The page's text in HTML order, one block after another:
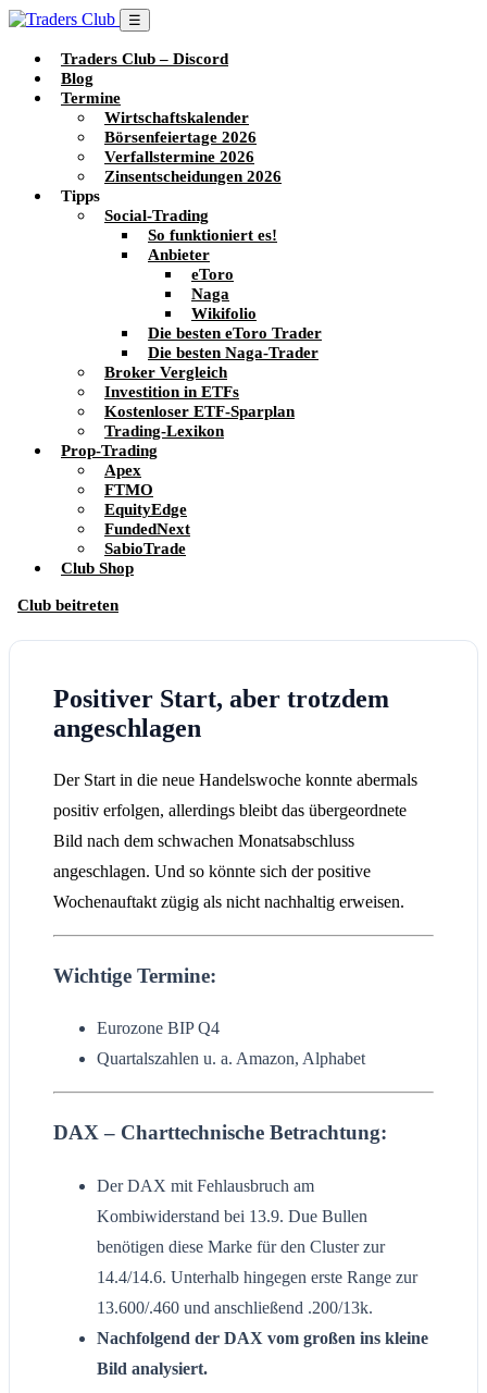
☰
Traders Club – Discord
Blog
Termine
Wirtschaftskalender
Börsenfeiertage 2026
Verfallstermine 2026
Zinsentscheidungen 2026
Tipps
Social-Trading
So funktioniert es!
Anbieter
eToro
Naga
Wikifolio
Die besten eToro Trader
Die besten Naga-Trader
Broker Vergleich
Investition in ETFs
Kostenloser ETF-Sparplan
Trading-Lexikon
Prop-Trading
Apex
FTMO
EquityEdge
FundedNext
SabioTrade
Club Shop
Club beitreten
Positiver Start, aber trotzdem
angeschlagen
Der Start in die neue Handelswoche konnte abermals
positiv erfolgen, allerdings bleibt das übergeordnete
Bild nach dem schwachen Monatsabschluss
angeschlagen. Und so könnte sich der positive
Wochenauftakt zügig als nicht nachhaltig erweisen.
Wichtige Termine:
Eurozone BIP Q4
Quartalszahlen u. a. Amazon, Alphabet
DAX – Charttechnische Betrachtung:
Der DAX mit Fehlausbruch am
Kombiwiderstand bei 13.9. Due Bullen
benötigen diese Marke für den Cluster zur
14.4/14.6. Unterhalb hingegen erste Range zur
13.600/.460 und anschließend .200/13k.
Nachfolgend der DAX vom großen ins kleine
Bild analysiert.